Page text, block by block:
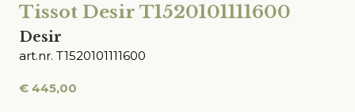
Tissot Desir T1520101111600
Desir
art.nr. T1520101111600
€ 445,00